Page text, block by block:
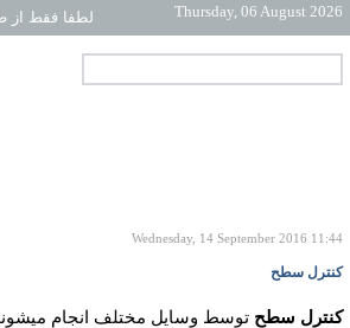
لطفا فقط از Thursday, 06 August 2026
Wednesday, 14 September 2016 11:44
کنترل سطح
کنترل سطح توسط وسایل مختلف انجام